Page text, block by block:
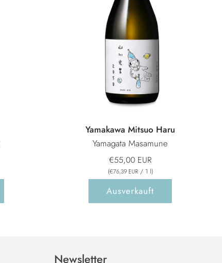
Yamakawa Mitsuo Haru
Yamagata Masamune
€55,00 EUR
(€76,39 EUR / 1 l)
Ausverkauft
Newsletter